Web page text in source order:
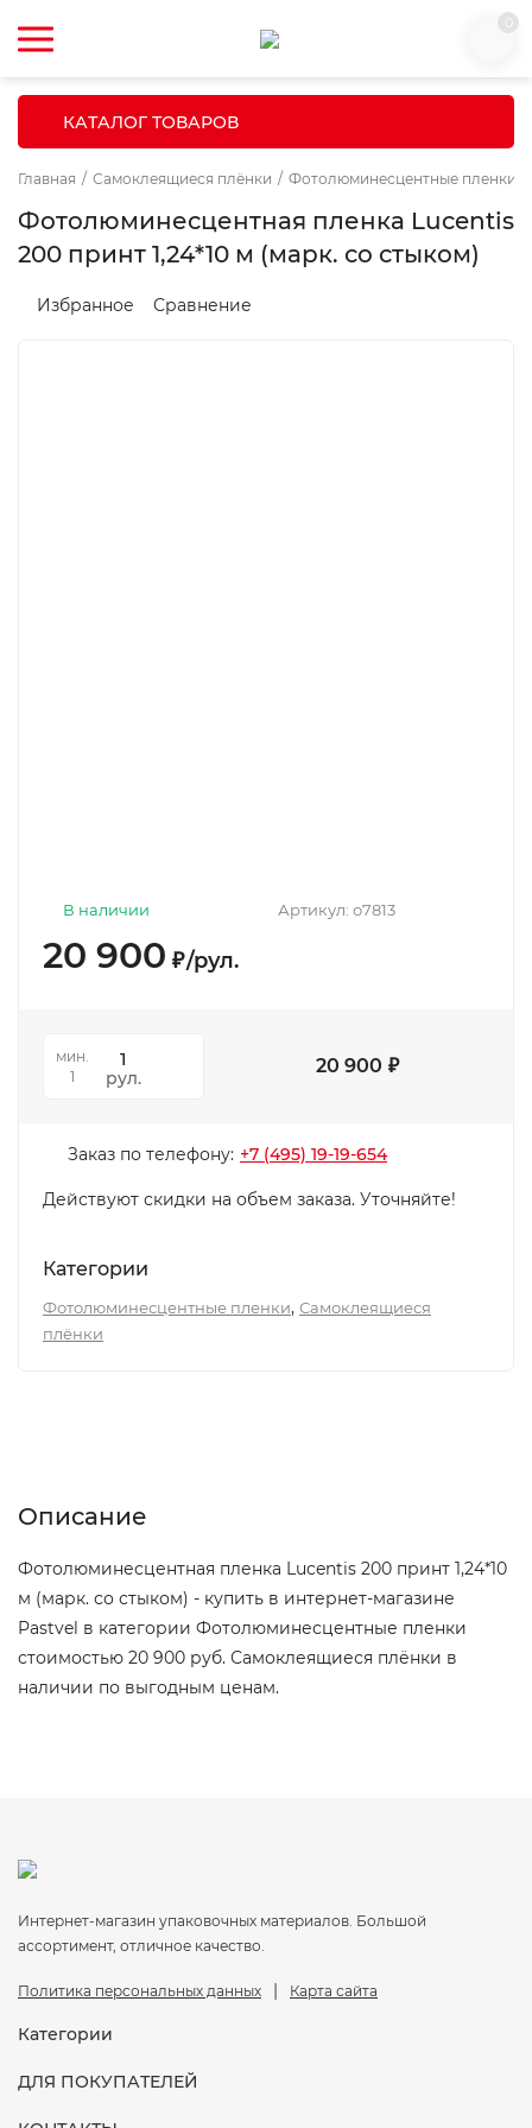
КАТАЛОГ ТОВАРОВ
Главная / Самоклеящиеся плёнки / Фотолюминесцентные пленки
Фотолюминесцентная пленка Lucentis
200 принт 1,24*10 м (марк. со стыком)
Избранное Сравнение
Артикул: о7813
В наличии
20 900 ₽/рул.
мин.
1
рул.
20 900 ₽
Заказ по телефону: +7 (495) 19-19-654
Действуют скидки на объем заказа. Уточняйте!
Категории
Фотолюминесцентные пленки, Самоклеящиеся
плёнки
Описание
Фотолюминесцентная пленка Lucentis 200 принт 1,24*10
м (марк. со стыком) - купить в интернет-магазине
Pastvel в категории Фотолюминесцентные пленки
стоимостью 20 900 руб. Самоклеящиеся плёнки в
наличии по выгодным ценам.
Интернет-магазин упаковочных материалов. Большой
ассортимент, отличное качество.
Политика персональных данных | Карта сайта
Категории
ДЛЯ ПОКУПАТЕЛЕЙ